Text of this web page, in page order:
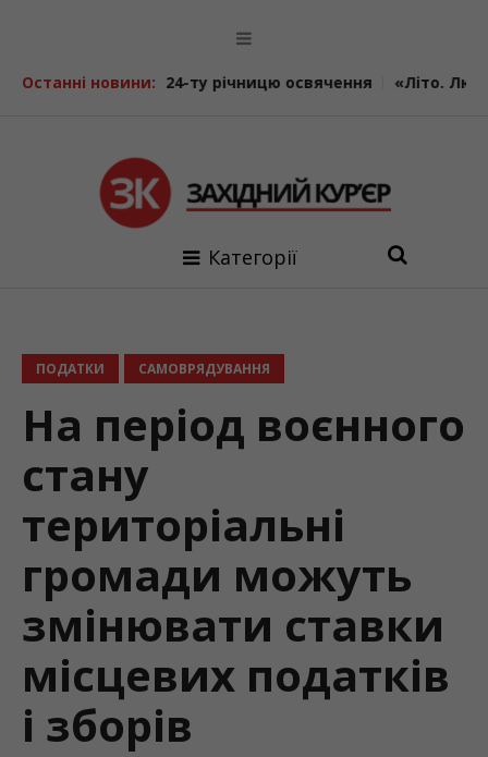
Останні новини:
24-ту річницю освячення «Літо. Люди. Сила»:
Категорії
ПОДАТКИ САМОВРЯДУВАННЯ
На період воєнного
стану
територіальні
громади можуть
змінювати ставки
місцевих податків
і зборів